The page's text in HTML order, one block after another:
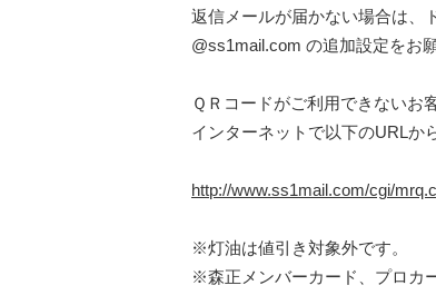
返信メールが届かない場合は、
@ss1mail.com の追加設定をお
ＱＲコードがご利用できないお
インターネットで以下のURLか
http://www.ss1mail.com/cgi/
※灯油は値引き対象外です。
※森正メンバーカード、プロカ